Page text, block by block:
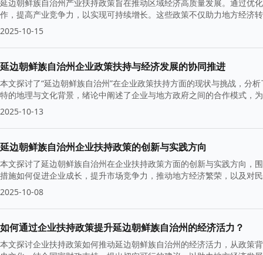
延边朝鲜族自治州产业扶持政策旨在推动区域经济高质量发展。通过优
作，提高产业竞争力，以实现可持续增长。这些政策不仅助力地方经济
2025-10-15
延边朝鲜族自治州企业政策扶持与经济发展的协同推进
本文探讨了“延边朝鲜族自治州”在企业政策扶持方面的现状与挑战，分
特的地理与文化背景，绪论中阐述了企业与地方政府之间的合作模式，
2025-10-13
延边朝鲜族自治州企业扶持政策的创新与实践方向
本文探讨了延边朝鲜族自治州在企业扶持政策方面的创新与实践方向，
措施如何促进企业成长，提升市场竞争力，推动地方经济繁荣，以及对
2025-10-08
如何通过企业扶持政策提升延边朝鲜族自治州的经济活力？
本文探讨企业扶持政策如何推动延边朝鲜族自治州的经济活力，从政策